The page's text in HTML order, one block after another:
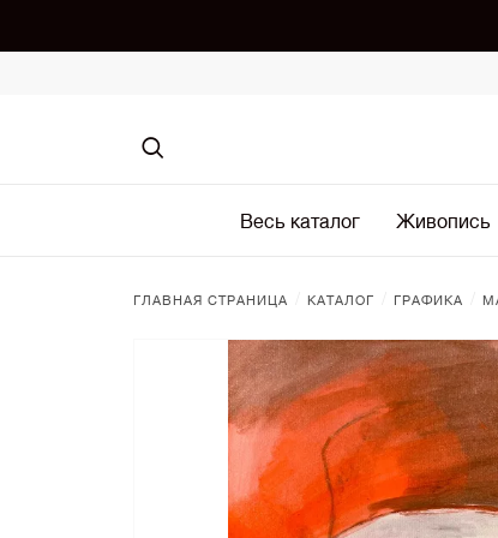
Весь каталог Живопись
ГЛАВНАЯ СТРАНИЦА КАТАЛОГ ГРАФИКА